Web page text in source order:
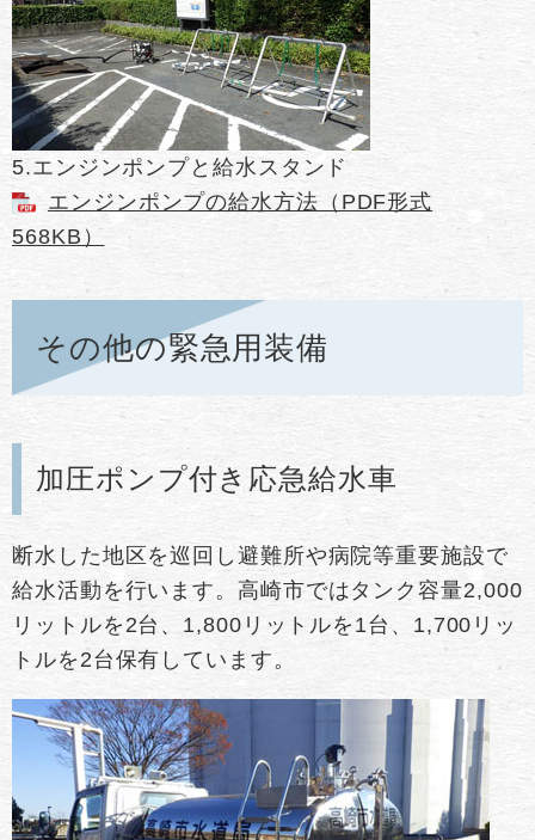
5.エンジンポンプと給水スタンド
エンジンポンプの給水方法（PDF形式
568KB）
その他の緊急用装備
加圧ポンプ付き応急給水車
断水した地区を巡回し避難所や病院等重要施設で
給水活動を行います。高崎市ではタンク容量2,000
リットルを2台、1,800リットルを1台、1,700リッ
トルを2台保有しています。